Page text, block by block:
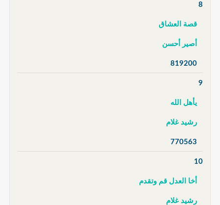
8
قصة العشاق
أصير أحسن
819200
9
يأهل الله
رشيد غلام
770563
10
أخا العدل قم وتقدم
رشيد غلام